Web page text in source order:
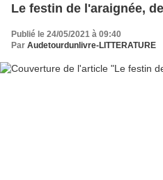
Le festin de l'araignée,
Publié le 24/05/2021 à 09:40
Par Audetourdunlivre-LITTERATURE